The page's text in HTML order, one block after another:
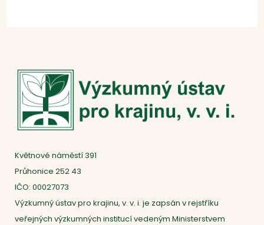
Květnové náměstí 391
Průhonice 252 43
IČO: 00027073
Výzkumný ústav pro krajinu, v. v. i. je zapsán v rejstříku
veřejných výzkumných institucí vedeným Ministerstvem